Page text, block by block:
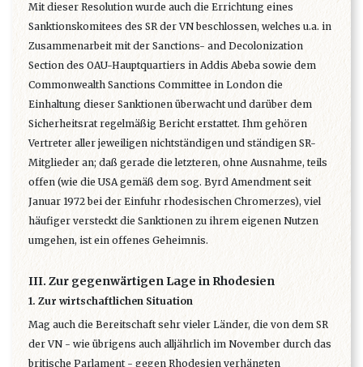
Mit dieser Resolution wurde auch die Errichtung eines
Sanktionskomitees des SR der VN beschlossen, welches u.a. in
Zusammenarbeit mit der Sanctions- and Decolonization
Section des OAU-Hauptquartiers in Addis Abeba sowie dem
Commonwealth Sanctions Committee in London die
Einhaltung dieser Sanktionen überwacht und darüber dem
Sicherheitsrat regelmäßig Bericht erstattet. Ihm gehören
Vertreter aller jeweiligen nichtständigen und ständigen SR-
Mitglieder an; daß gerade die letzteren, ohne Ausnahme, teils
offen (wie die USA gemäß dem sog. Byrd Amendment seit
Januar 1972 bei der Einfuhr rhodesischen Chromerzes), viel
häufiger versteckt die Sanktionen zu ihrem eigenen Nutzen
umgehen, ist ein offenes Geheimnis.
III. Zur gegenwärtigen Lage in Rhodesien
1. Zur wirtschaftlichen Situation
Mag auch die Bereitschaft sehr vieler Länder, die von dem SR
der VN - wie übrigens auch alljährlich im November durch das
britische Parlament - gegen Rhodesien verhängten